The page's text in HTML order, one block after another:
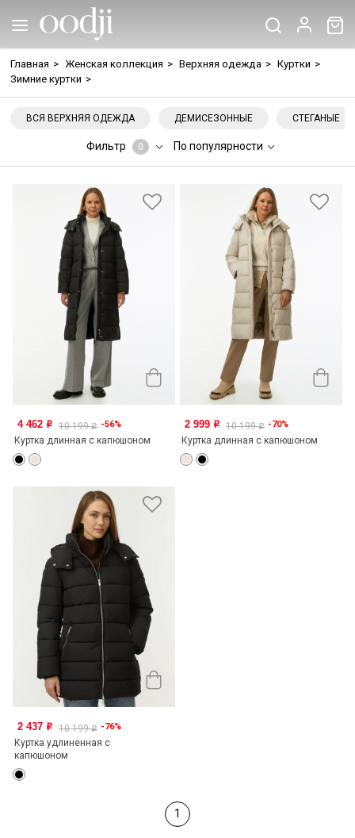
Главная > Женская коллекция > Верхняя одежда > Куртки >
Зимние куртки >
ВСЯ ВЕРХНЯЯ ОДЕЖДА ДЕМИСЕЗОННЫЕ СТЕГАНЫЕ
Фильтр 0 По популярности
4 462 o 10 199o -56%
Куртка длинная с капюшоном
2 999 o 10 199o -70%
Куртка длинная с капюшоном
2 437 o 10 199o -76%
Куртка удлиненная с
капюшоном
1